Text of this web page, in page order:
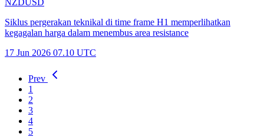
Siklus pergerakan teknikal di time frame H1 memperlihatkan
kegagalan harga dalam menembus area resistance
17 Jun 2026 07.10 UTC
Prev
1
2
3
4
5